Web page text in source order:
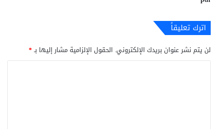
اترك تعليقاً
لن يتم نشر عنوان بريدك الإلكتروني. الحقول الإلزامية مشار إليها بـ*